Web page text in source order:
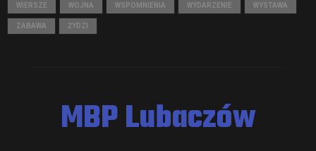
WIERSZE WOJNA WSPOMNIENIA WYDARZENIE WYSTAWA
ZABAWA ŻYDZI
MBP Lubaczów